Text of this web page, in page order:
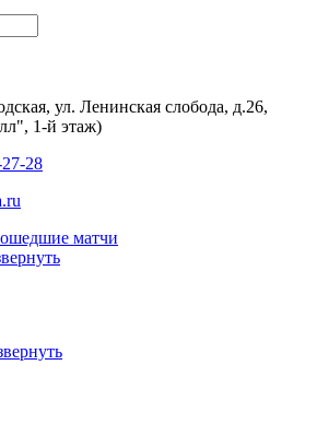
ул. Ленинская слобода, д.26,
1-й этаж)
28
матчи